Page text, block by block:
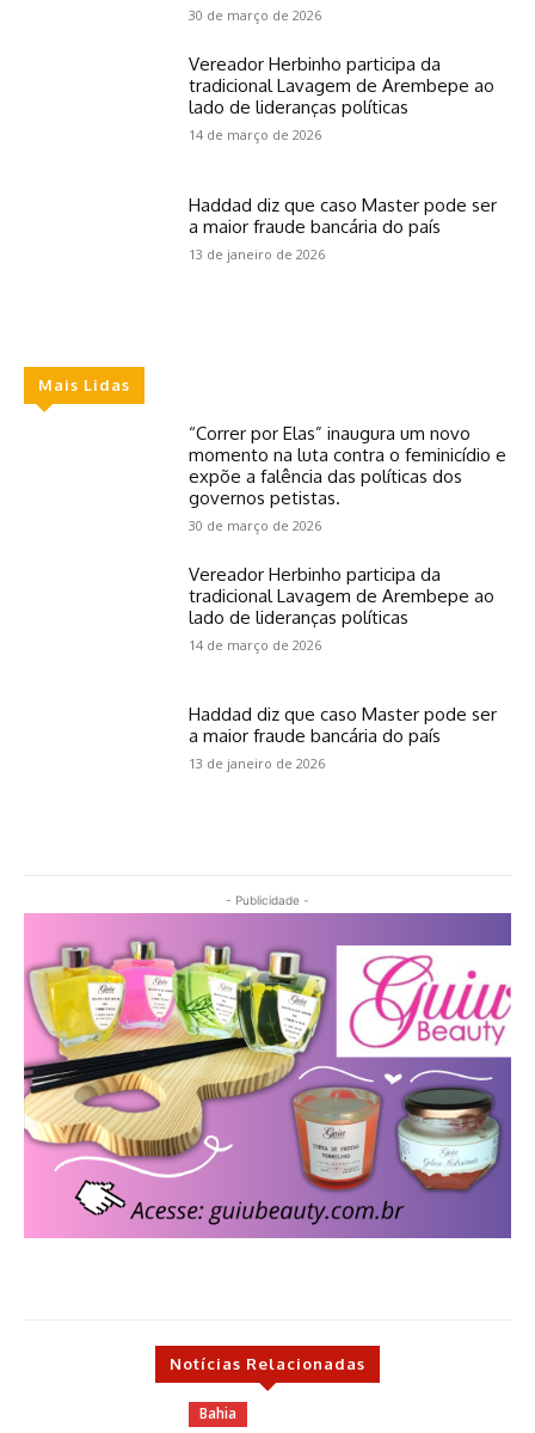
30 de março de 2026
Vereador Herbinho participa da
tradicional Lavagem de Arembepe ao
lado de lideranças políticas
14 de março de 2026
Haddad diz que caso Master pode ser
a maior fraude bancária do país
13 de janeiro de 2026
Mais Lidas
“Correr por Elas” inaugura um novo
momento na luta contra o feminicídio e
expõe a falência das políticas dos
governos petistas.
30 de março de 2026
Vereador Herbinho participa da
tradicional Lavagem de Arembepe ao
lado de lideranças políticas
14 de março de 2026
Haddad diz que caso Master pode ser
a maior fraude bancária do país
13 de janeiro de 2026
- Publicidade -
Notícias Relacionadas
Bahia